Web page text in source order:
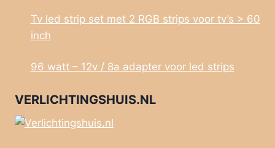
Tv led strip set met 2 RGB strips voor tv’s > 60
inch
96 watt – 12v / 8a adapter voor led strips
VERLICHTINGSHUIS.NL